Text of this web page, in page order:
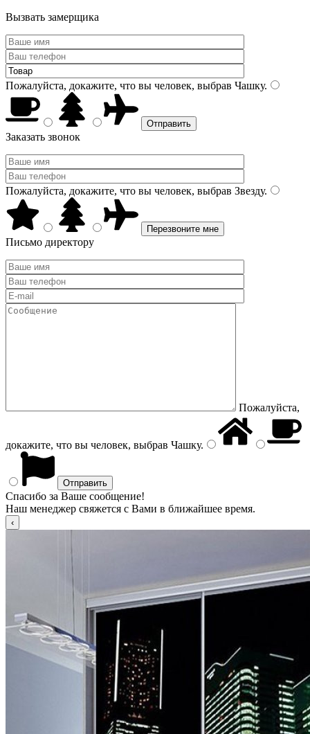
Вызвать замерщика
Пожалуйста, докажите, что вы человек, выбрав Чашку.
Заказать звонок
Пожалуйста, докажите, что вы человек, выбрав Звезду.
Письмо директору
Пожалуйста,
докажите, что вы человек, выбрав Чашку.
Спасибо за Ваше сообщение!
Наш менеджер свяжется с Вами в ближайшее время.